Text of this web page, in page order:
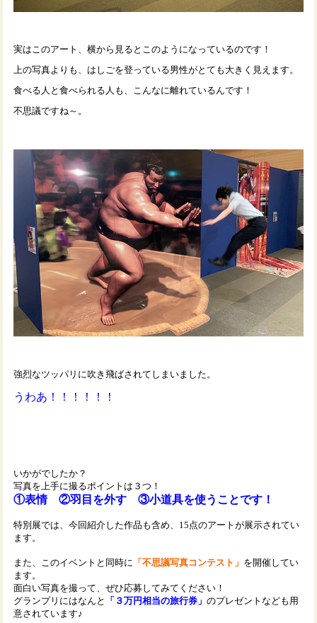
実はこのアート、横から見るとこのようになっているのです！
上の写真よりも、はしごを登っている男性がとても大きく見えます。
食べる人と食べられる人も、こんなに離れているんです！
不思議ですね～。
強烈なツッパリに吹き飛ばされてしまいました。
うわあ！！！！！！
いかがでしたか？
写真を上手に撮るポイントは３つ！
①表情 ②羽目を外す ③小道具を使うことです！
特別展では、今回紹介した作品も含め、15点のアートが展示されてい
ます。
また、このイベントと同時に 「不思議写真コンテスト」 を開催してい
ます。
面白い写真を撮って、ぜひ応募してみてください！
グランプリにはなんと
「３万円相当の旅行券」のプレゼントなども用
意されています♪